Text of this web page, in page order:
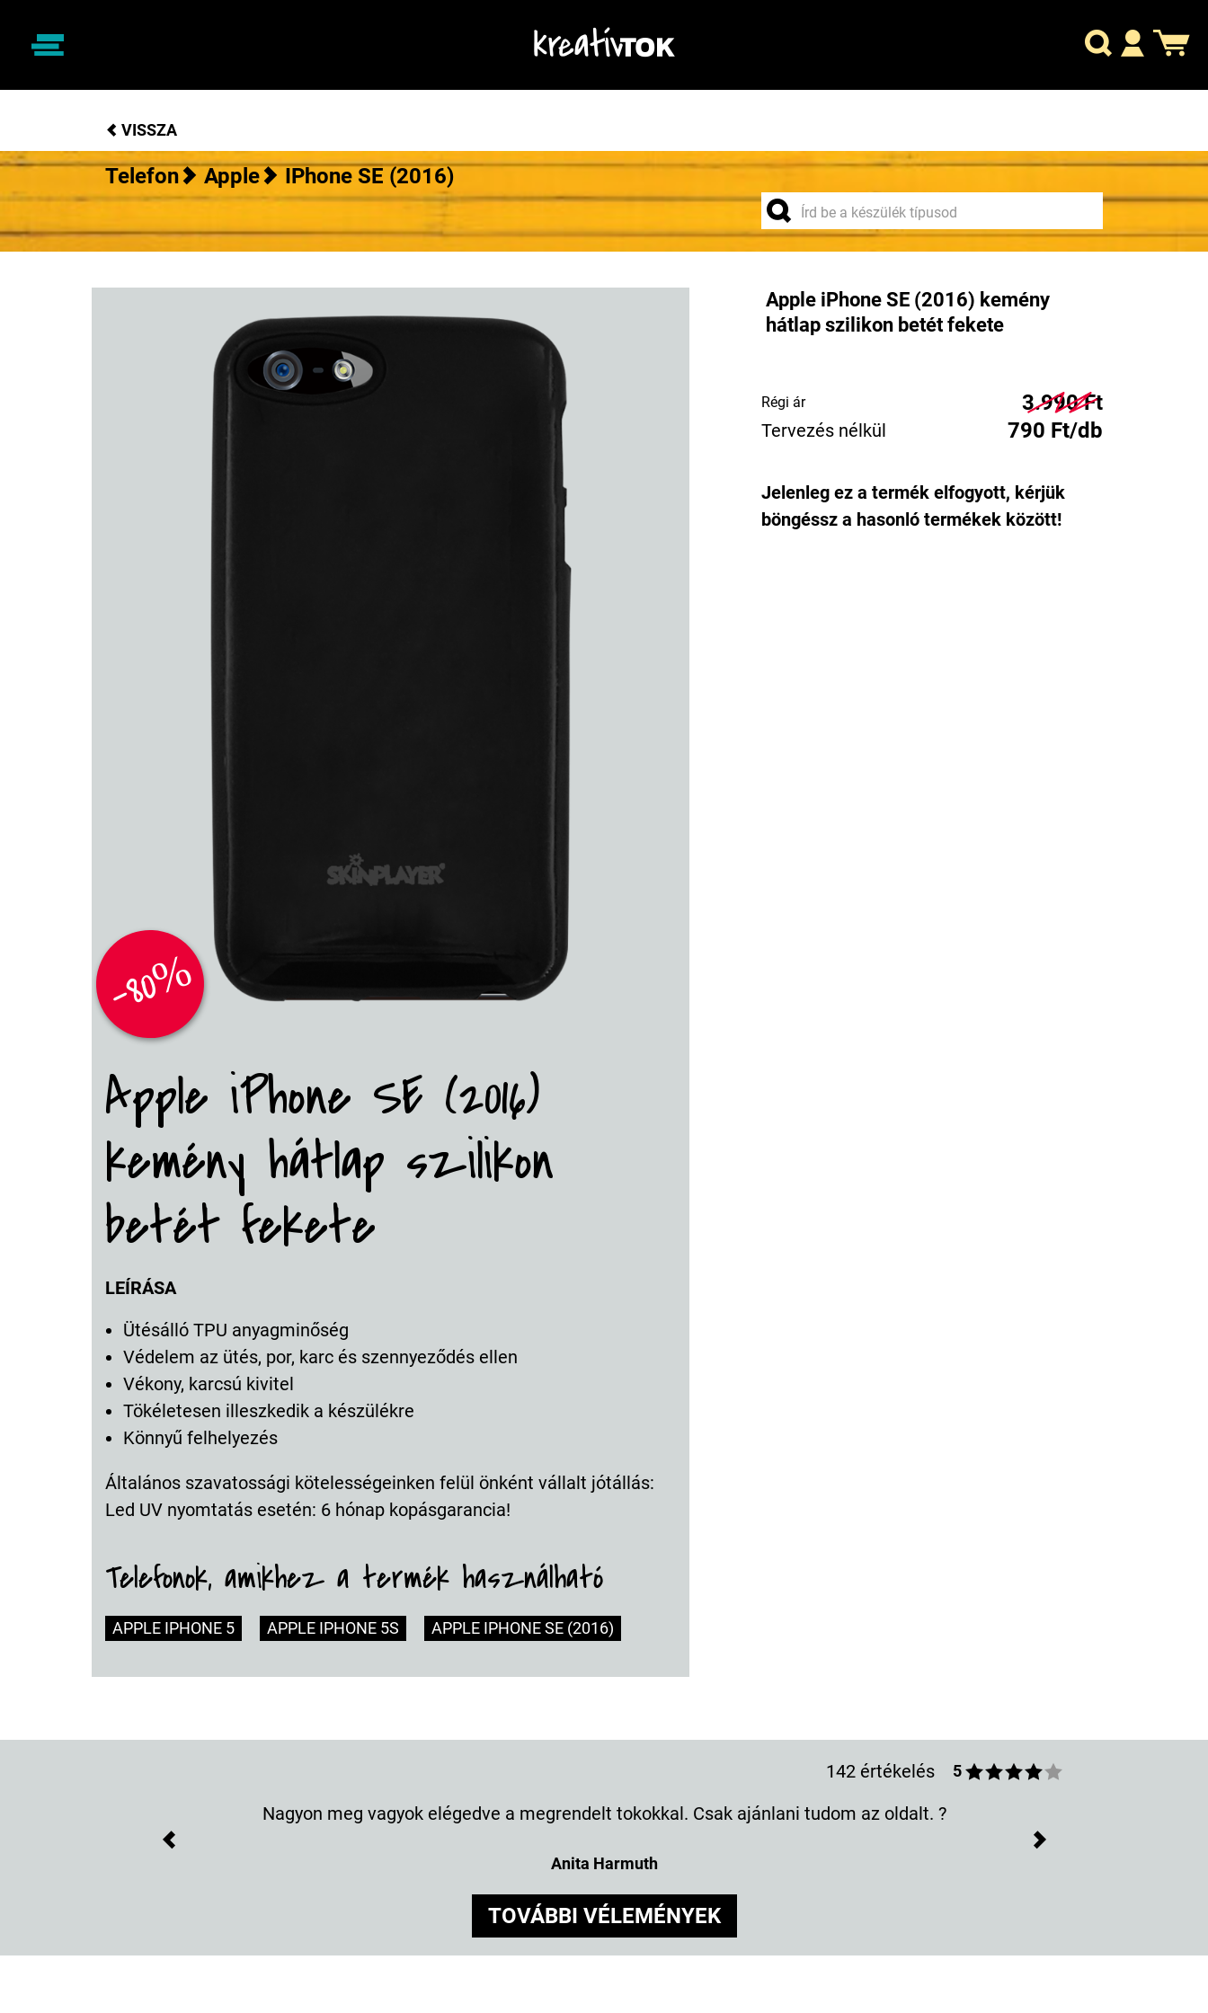
VISSZA
Telefon Apple IPhone SE (2016)
-80%
Apple iPhone SE (2016)
kemény hátlap szilikon
betét fekete
LEÍRÁSA
Ütésálló TPU anyagminőség
Védelem az ütés, por, karc és szennyeződés ellen
Vékony, karcsú kivitel
Tökéletesen illeszkedik a készülékre
Könnyű felhelyezés
Általános szavatossági kötelességeinken felül önként vállalt jótállás:
Led UV nyomtatás esetén: 6 hónap kopásgarancia!
Telefonok, amikhez a termék használható
APPLE IPHONE 5 APPLE IPHONE 5S APPLE IPHONE SE (2016)
Apple iPhone SE (2016) kemény
hátlap szilikon betét fekete
Régi ár 3.990 Ft
Tervezés nélkül 790 Ft/db
Jelenleg ez a termék elfogyott, kérjük
böngéssz a hasonló termékek között!
142 értékelés 5
Nagyon meg vagyok elégedve a megrendelt tokokkal. Csak ajánlani tudom az oldalt. ?
Anita Harmuth
Previous Next
TOVÁBBI VÉLEMÉNYEK